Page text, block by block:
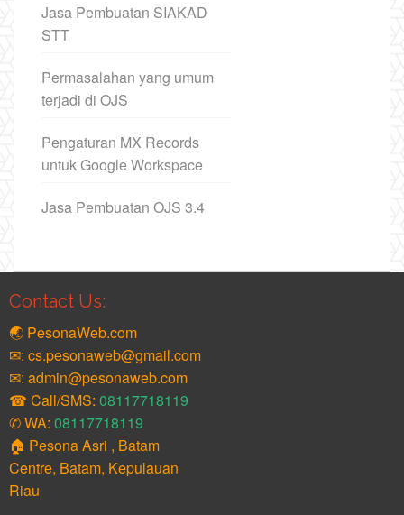
Jasa Pembuatan SIAKAD
STT
Permasalahan yang umum
terjadi di OJS
Pengaturan MX Records
untuk Google Workspace
Jasa Pembuatan OJS 3.4
Contact Us:
🌏 PesonaWeb.com
✉: cs.pesonaweb@gmail.com
✉: admin@pesonaweb.com
☎ Call/SMS: 08117718119
✆ WA: 08117718119
🏠 Pesona Asri , Batam
Centre, Batam, Kepulauan
Riau